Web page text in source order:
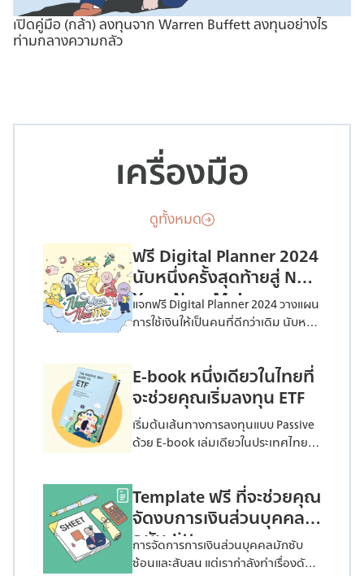
เปิดคู่มือ (กล้า) ลงทุนจาก Warren Buffett ลงทุนอย่างไร
ท่ามกลางความกลัว
เครื่องมือ
ดูทั้งหมด
ฟรี Digital Planner 2024
นับหนึ่งครั้งสุดท้ายสู่ New
Year, New Me!
แจกฟรี Digital Planner 2024 วางแผน
การใช้เงินให้เป็นคนที่ดีกว่าเดิม นับหนึ่ง
E-book หนึ่งเดียวในไทยที่
จะช่วยคุณเริ่มลงทุน ETF
เริ่มต้นเส้นทางการลงทุนแบบ Passive
ด้วย E-book เล่มเดียวในประเทศไทยที่
อย่างมีประสิทธิภาพ คู่มือที่อธิบาย
แนวคิดของ ETF และให้คำแนะนำทีละ
ขั้นตอนในการสร้างพอร์ตโฟลิโอที่
แข็งแกร่งผ่านขุมพลังของการลงทุน
แบบ Passive E-Book ที่เปรียบเสมือน
Template ฟรี ที่จะช่วยคุณ
จัดงบการเงินส่วนบุคคล
ฉบับ Jitta
การจัดการการเงินส่วนบุคคลมักซับ
ซ้อนและสับสน แต่เรากำลังทำเรื่องดัง